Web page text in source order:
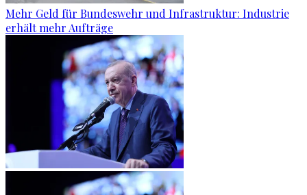
Mehr Geld für Bundeswehr und Infrastruktur: Industrie
erhält mehr Aufträge